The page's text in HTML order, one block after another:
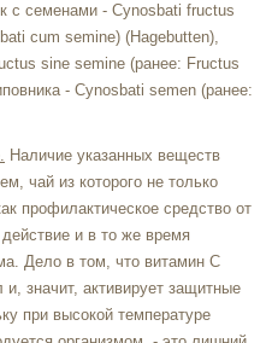
с семенами - Cynosbati fructus
cum semine) (Hagebutten),
sine semine (ранее: Fructus
- Cynosbati semen (ранее:
Наличие указанных веществ
чай из которого не только
профилактическое средство от
и в то же время
Дело в том, что витамин С
и, значит, активирует защитные
при высокой температуре